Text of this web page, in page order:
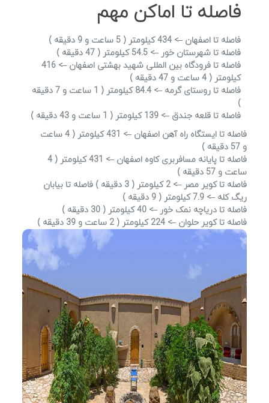
فاصله تا اماکن مهم
فاصله تا اصفهان –> 434 کیلومتر ( 5 ساعت و 9 دقیقه )
فاصله تا شهرستان خور –> 54.5 کیلومتر ( 47 دقیقه )
فاصله تا فرودگاه بین المللی شهید بهشتی اصفهان –> 416
کیلومتر ( 4 ساعت و 47 دقیقه )
فاصله تا روستای گرمه –> 84.4 کیلومتر ( 1 ساعت و 7 دقیقه
)
فاصله تا قلعه جندق –> 139 کیلومتر ( 1 ساعت و 43 دقیقه )
فاصله تا ایستگاه راه آهن اصفهان –> 431 کیلومتر ( 4 ساعت
و 57 دقیقه )
فاصله تا پایانه مسافربری کاوه اصفهان –> 431 کیلومتر ( 4
ساعت و 57 دقیقه )
فاصله تا کویر مصر –> 2 کیلومتر ( 3 دقیقه ) فاصله تا بیابان
ریگ کله –> 7.9 کیلومتر ( 9 دقیقه )
فاصله تا دریاچه نمک خور –> 40 کیلومتر ( 30 دقیقه )
فاصله تا کویر حلوان –> 224 کیلومتر ( 2 ساعت و 39 دقیقه )